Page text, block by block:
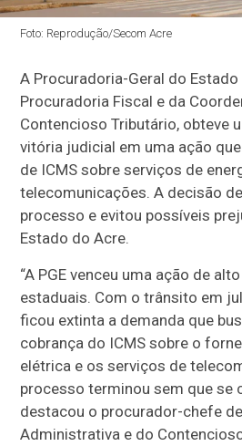
Foto: Reprodução/Secom Acre
A Procuradoria-Geral do Estado
Procuradoria Fiscal e da
Contencioso Tributário, obteve
vitória judicial em uma ação
de ICMS sobre serviços de
telecomunicações. A decisão
processo e evitou possíveis
Estado do Acre.
“A PGE venceu uma ação de
estaduais. Com o trânsito em
ficou extinta a demanda que
cobrança do ICMS sobre o
elétrica e os serviços de
processo terminou sem que se
destacou o procurador-chefe
Administrativa e do